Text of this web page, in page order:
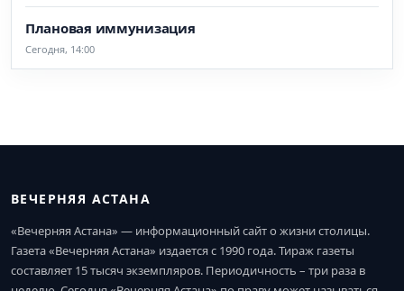
Плановая иммунизация
Сегодня, 14:00
ВЕЧЕРНЯЯ АСТАНА
«Вечерняя Астана» — информационный сайт о жизни столицы.
Газета «Вечерняя Астана» издается с 1990 года. Тираж газеты
составляет 15 тысяч экземпляров. Периодичность – три раза в